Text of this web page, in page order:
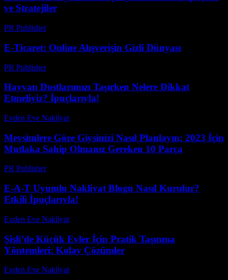
ve Stratejiler
PR Publisher-
E-Ticaret: Online Alışverişin Gizli Dünyası
PR Publisher-
Hayvan Dostlarımızı Taşırken Nelere Dikkat
Etmeliyiz? İpuçlarıyla!
Evden Eve Nakliyat
Mevsimlere Göre Giysinizi Nasıl Planlayın: 2023 İçin
Mutlaka Sahip Olmanız Gereken 10 Parça
PR Publisher-
E-A-T Uyumlu Nakliyat Blogu Nasıl Kurulur?
Etkili İpuçlarıyla!
Evden Eve Nakliyat
Şişli’de Küçük Evler İçin Pratik Taşınma
Yöntemleri: Kolay Çözümler
Evden Eve Nakliyat